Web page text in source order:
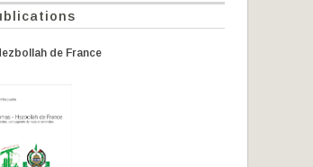
de France